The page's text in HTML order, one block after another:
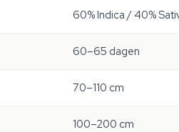
60% Indica / 40%
60–65 dagen
70–110 cm
100–200 cm